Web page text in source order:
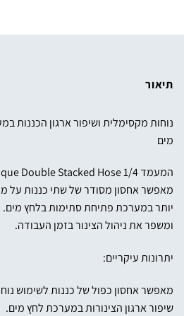
תיאור
נוחות מקסימלית ושיפור ארגון הכננות
מים
מאפשר אחסון מסודר של שתי כננות על
יותר במערכת פתיחת סתימות בלחץ מים.
ומשפר את ניהול הצינור בזמן העבודה.
יתרונות עיקריים:
מאפשר אחסון כפול של כננות לשימוש נוח
שיפור ארגון הצינורות במערכת לחץ מים.